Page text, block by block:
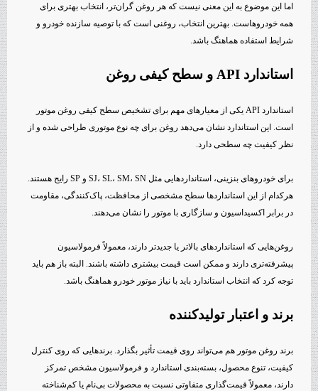
اما این موضوع به این معنی نیست که هر روغن گران‌تر، انتخاب بهتری برای
همه خودروهاست. بهترین انتخاب، روغنی است که با توصیه سازنده خودرو و
شرایط استفاده هماهنگ باشد.
استاندارد API و سطح کیفی روغن
استاندارد API یکی از معیارهای مهم برای تشخیص سطح کیفی روغن موتور
است. این استاندارد نشان می‌دهد روغن برای چه نوع موتوری طراحی شده و از
نظر کیفیت چه سطحی دارد.
برای خودروهای بنزینی، استانداردهایی مثل SJ، SL، SM، SN و SP رایج هستند.
هرکدام از این استانداردها سطح مشخصی از محافظت، پاک‌کنندگی، مقاومت
در برابر اکسیداسیون و سازگاری با موتور را نشان می‌دهند.
روغن‌هایی که استانداردهای بالاتر یا جدیدتر دارند، معمولاً فرمولاسیون
پیشرفته‌تری دارند و ممکن است قیمت بیشتری داشته باشند. البته باز هم باید
توجه کرد که انتخاب استاندارد باید با نیاز موتور خودرو هماهنگ باشد.
برند و اعتبار تولیدکننده
برند روغن موتور هم می‌تواند روی قیمت تأثیر بگذارد. برندهایی که روی کنترل
کیفیت، تنوع محصول، بسته‌بندی استاندارد و فرمولاسیون مشخص تمرکز
دارند، معمولاً قیمت‌گذاری متفاوتی نسبت به محصولات بی‌نام یا کم‌شناخته